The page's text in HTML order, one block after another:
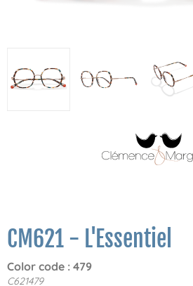
CM621 - L'Essentiel
Color code : 479
C621479